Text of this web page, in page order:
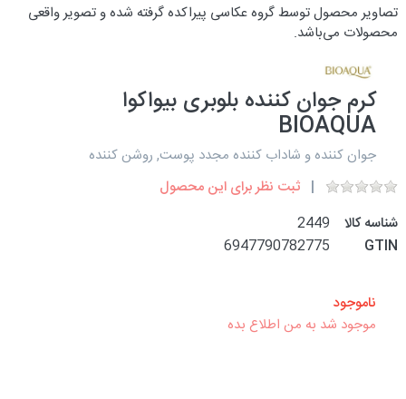
تصاویر محصول توسط گروه عکاسی پیراکده گرفته شده و تصویر واقعی
محصولات می‌باشد.
کرم جوان کننده بلوبری بیواکوا
BIOAQUA
جوان کننده و شاداب کننده مجدد پوست, روشن کننده
ثبت نظر برای این محصول
شناسه کالا
2449
GTIN
6947790782775
ناموجود
موجود شد به من اطلاع بده